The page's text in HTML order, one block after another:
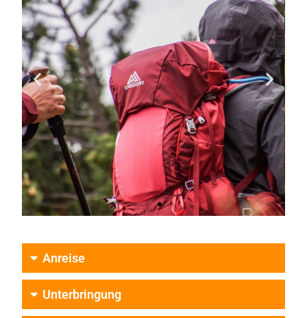
Auf
Tour
Anreise
Unterbringung